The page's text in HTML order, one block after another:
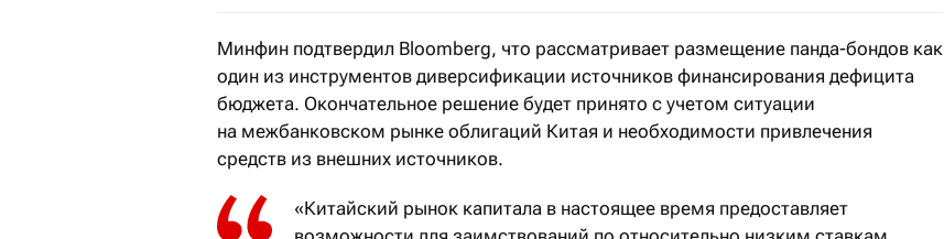
Минфин подтвердил Bloomberg, что рассматривает размещение панда-бондов как
один из инструментов диверсификации источников финансирования дефицита
бюджета. Окончательное решение будет принято с учетом ситуации
на межбанковском рынке облигаций Китая и необходимости привлечения
средств из внешних источников.
«Китайский рынок капитала в настоящее время предоставляет